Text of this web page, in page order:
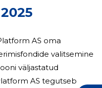
AS oma
valitsemine
väljastatud
AS tegutseb